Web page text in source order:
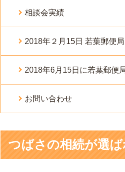
相談会実績
2018年２月15日 若葉郵便
2018年6月15日に若葉郵便
お問い合わせ
つばさの相続が選